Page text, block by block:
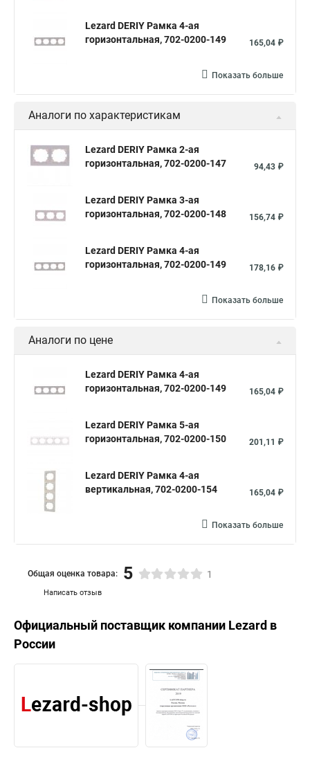
Lezard DERIY Рамка 4-ая
горизонтальная, 702-0200-149
165,04 ₽
Показать больше
Аналоги по характеристикам
Lezard DERIY Рамка 2-ая
горизонтальная, 702-0200-147
94,43 ₽
Lezard DERIY Рамка 3-ая
горизонтальная, 702-0200-148
156,74 ₽
Lezard DERIY Рамка 4-ая
горизонтальная, 702-0200-149
178,16 ₽
Показать больше
Аналоги по цене
Lezard DERIY Рамка 4-ая
горизонтальная, 702-0200-149
165,04 ₽
Lezard DERIY Рамка 5-ая
горизонтальная, 702-0200-150
201,11 ₽
Lezard DERIY Рамка 4-ая
вертикальная, 702-0200-154
165,04 ₽
Показать больше
Написать отзыв
Общая оценка товара: 5 1
Официальный поставщик компании Lezard в
России